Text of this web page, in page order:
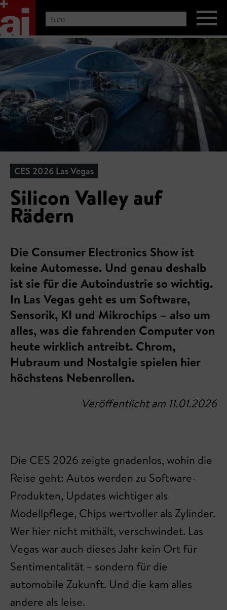
CES 2026 Las Vegas
Silicon Valley auf
Rädern
Die Consumer Electronics Show ist
keine Automesse. Und genau deshalb
ist sie für die Autoindustrie so wichtig.
In Las Vegas geht es um Software,
Sensorik, KI und Mikrochips – also um
alles, was die fahrenden Computer von
heute wirklich antreibt. Chrom,
Hubraum und Nostalgie spielen hier
höchstens Nebenrollen.
Veröffentlicht am 11.01.2026
Die CES 2026 zeigte gnadenlos, wohin die
Reise geht: Autos werden zu Software-
Produkten, Updates wichtiger als
Modellpflege, Chips wertvoller als Zylinder.
Wer hier nicht mithält, verschwindet. Las
Vegas war auch dieses Jahr kein Ort für
Sentimentalität – sondern für die
automobile Zukunft. Und die kam alles
andere als leise.